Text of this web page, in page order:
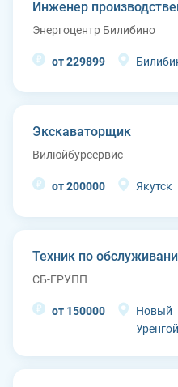
Энергоцентр Билибино
от 229899
Экскаваторщик
Вилюйбурсервис
от 200000 Якутск
Техник по
СБ-ГРУПП
от 150000
Новый
Уренгой